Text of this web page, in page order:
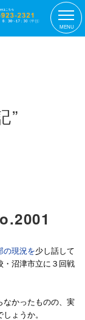
MENU
”
の現況を少し話して
・沼津市立に３回戦
なかったものの、実
ょうか。